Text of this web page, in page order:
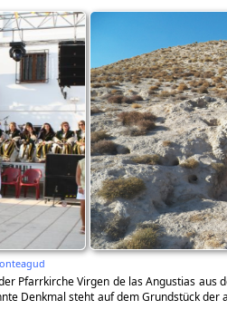
Pfarrkirche Virgen de las Angustias aus
Denkmal steht auf dem Grundstück